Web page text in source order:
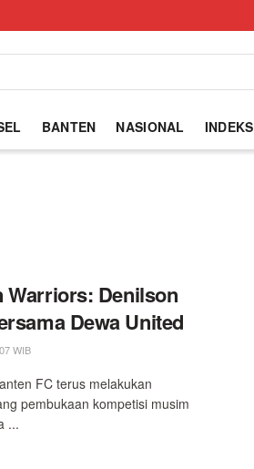
BANTEN NASIONAL INDEKS
Warriors: Denilson
Dewa United
WIB
FC terus melakukan
pembukaan kompetisi musim
...